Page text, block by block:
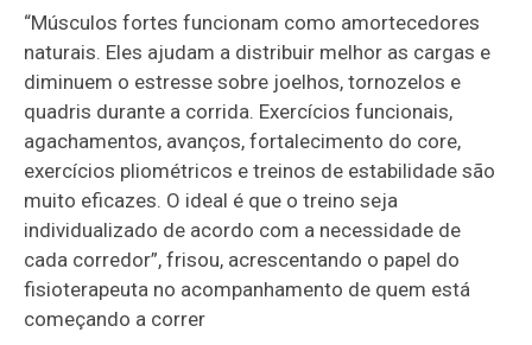
“Músculos fortes funcionam como amortecedores
naturais. Eles ajudam a distribuir melhor as cargas e
diminuem o estresse sobre joelhos, tornozelos e
quadris durante a corrida. Exercícios funcionais,
agachamentos, avanços, fortalecimento do core,
exercícios pliométricos e treinos de estabilidade são
muito eficazes. O ideal é que o treino seja
individualizado de acordo com a necessidade de
cada corredor”, frisou, acrescentando o papel do
fisioterapeuta no acompanhamento de quem está
começando a correr